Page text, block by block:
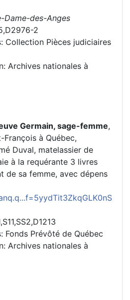
Dame-des-Anges
2
Collection Pièces judiciaires
Archives nationales à
Germain, sage-femme,
à Québec,
Duval, matelassier de
à la requérante 3 livres
de sa femme, avec dépens
Fonds Prévôté de Québec
Archives nationales à